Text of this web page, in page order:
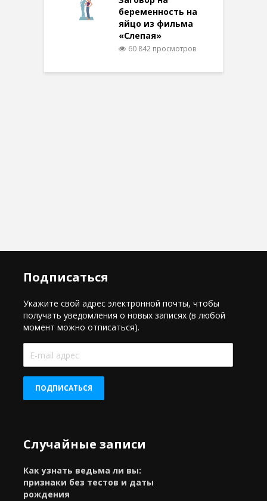
беременность на
яйцо из фильма
«Слепая»
60 842 просмотров
Подписаться
Укажите свой адрес электронной почты, чтобы
получать уведомления о новых записях (в любой
момент можно отписаться).
mail
ПОДПИСАТЬСЯ
Случайные записи
Как узнать ведьма ли вы:
признаки без тестов и даты
рождения